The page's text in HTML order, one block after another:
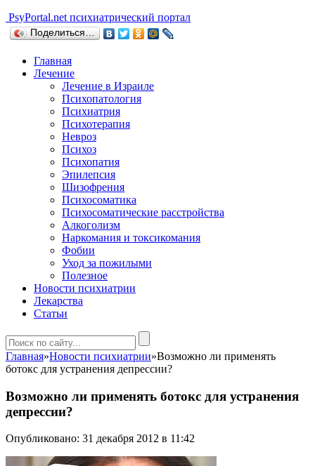
PsyPortal.net психиатрический портал
Поделиться…
Главная
Лечение
Лечение в Израиле
Психопатология
Психиатрия
Психотерапия
Невроз
Психоз
Психопатия
Эпилепсия
Шизофрения
Психосоматика
Психосоматические расстройства
Алкоголизм
Наркомания и токсикомания
Фобии
Уход за пожилыми
Полезное
Новости психиатрии
Лекарства
Статьи
Главная»Новости психиатрии»Возможно ли применять
ботокс для устранения депрессии?
Возможно ли применять ботокс для устранения
депрессии?
Опубликовано: 31 декабря 2012 в 11:42